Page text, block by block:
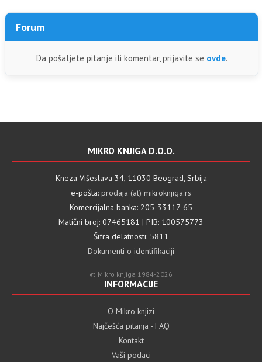
Forum
Da pošaljete pitanje ili komentar, prijavite se ovde.
MIKRO KNJIGA D.O.O.
Kneza Višeslava 34, 11030 Beograd, Srbija
e-pošta: prodaja (at) mikroknjiga.rs
Komercijalna banka: 205-33117-65
Matični broj: 07465181 | PIB: 100575773
Šifra delatnosti: 5811
Dokumenti o identifikaciji
© Mikro knjiga 1984-2026
INFORMACIJE
O Mikro knjizi
Najčešća pitanja - FAQ
Kontakt
Vaši podaci